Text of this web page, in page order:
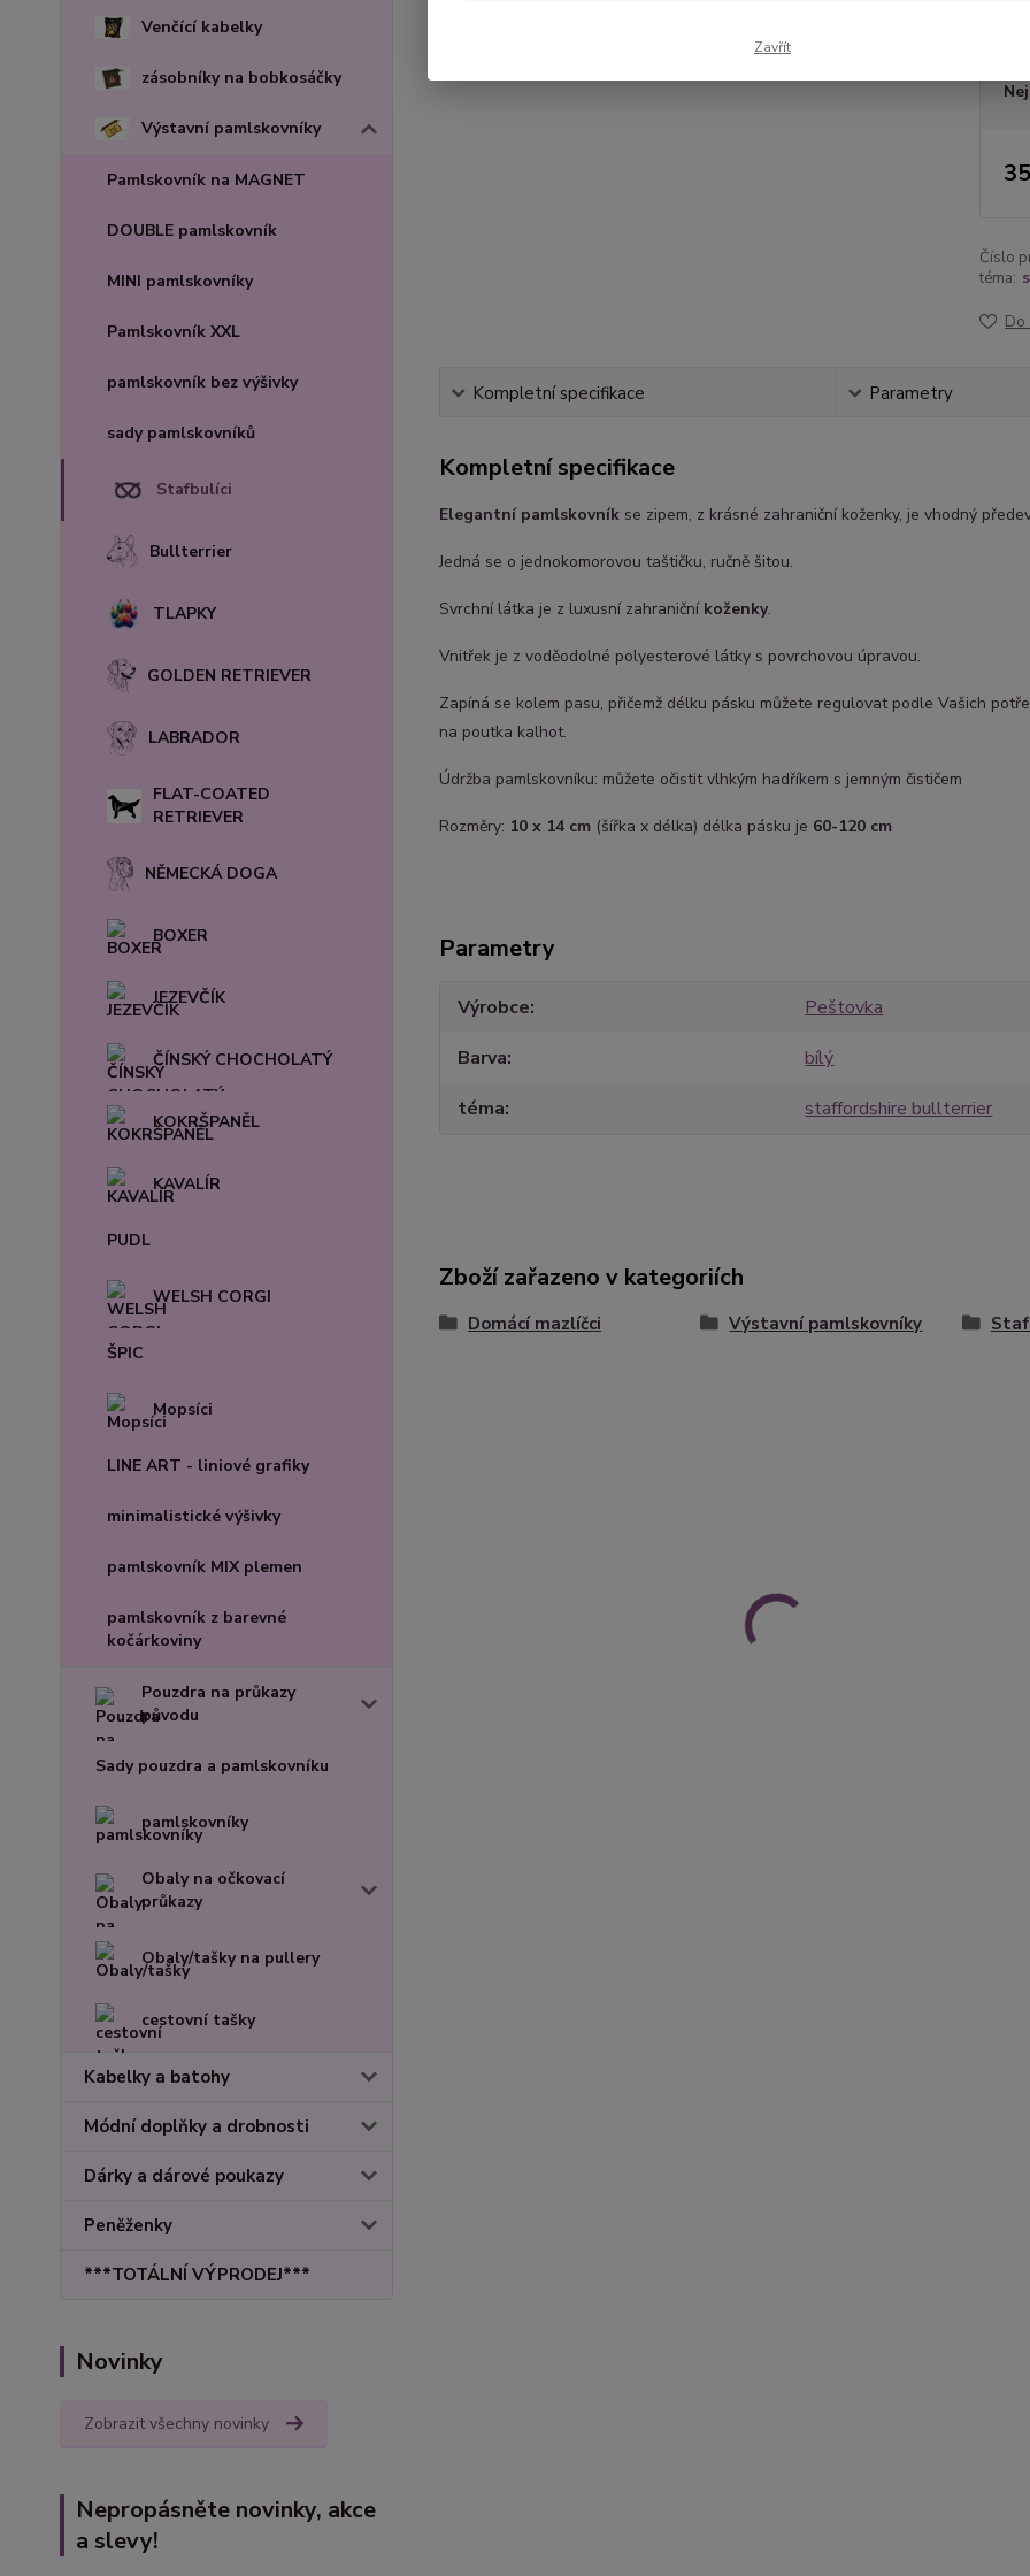
Venčící kabelky
zásobníky na bobkosáčky
Výstavní pamlskovníky
Pamlskovník na MAGNET
DOUBLE pamlskovník
MINI pamlskovníky
Pamlskovník XXL
pamlskovník bez výšivky
sady pamlskovníků
Stafbulíci
Bullterrier
TLAPKY
GOLDEN RETRIEVER
LABRADOR
FLAT-COATED
RETRIEVER
NĚMECKÁ DOGA
BOXER
JEZEVČÍK
ČÍNSKÝ CHOCHOLATÝ
KOKRŠPANĚL
KAVALÍR
PUDL
WELSH CORGI
ŠPIC
Mopsíci
LINE ART - liniové grafiky
minimalistické výšivky
pamlskovník MIX plemen
pamlskovník z barevné
kočárkoviny
Pouzdra na průkazy
původu
Sady pouzdra a pamlskovníku
pamlskovníky
Obaly na očkovací
průkazy
Obaly/tašky na pullery
cestovní tašky
Kabelky a batohy
Módní doplňky a drobnosti
Dárky a dárové poukazy
Peněženky
***TOTÁLNÍ VÝPRODEJ***
Novinky
Zobrazit všechny novinky
Nepropásněte novinky, akce
a slevy!
Číslo
téma:
Do
Kompletní specifikace Parametry
Kompletní specifikace
Elegantní pamlskovníkse zipem, z krásné zahraniční koženky, je vhodný
Jedná se o jednokomorovou taštičku, ručně šitou.
Svrchní látka je z luxusní zahraničníkoženky.
Vnitřek je z voděodolné polyesterové látky s povrchovou úpravou.
Zapíná se kolem pasu, přičemž délku pásku můžete regulovat podle Vašich
na poutka kalhot.
Údržba pamlskovníku: můžete očistit vlhkým hadříkem s jemným čističem
Rozměry: 10 x 14 cm(šířka x délka) délka pásku je 60-120 cm
Parametry
Výrobce
Peštovka
Barva
bílý
téma
staffordshire bullterrier
Zboží zařazeno v kategoriích
Domácí mazlíčci Výstavní pamlskovníky
Zavřít